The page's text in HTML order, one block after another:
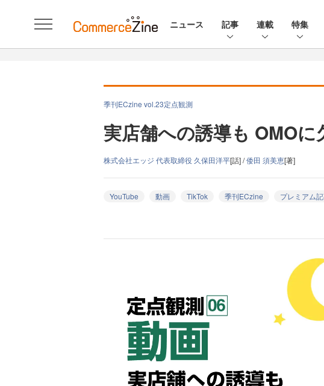
ニュース 記事 連載 特集
季刊ECzine vol.23定点観測
実店舗への誘導も OMO
株式会社エッジ 代表取締役 久保田洋平[話] /倭田 須美恵[著]
YouTube 動画 TikTok 季刊ECzine プレミアム